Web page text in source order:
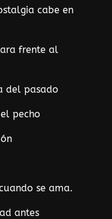
cabe en
frente al
del pasado
pecho
se ama.
antes